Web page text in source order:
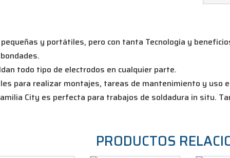
y portátiles, pero con tanta Tecnología y
todo tipo de electrodos en cualquier parte.
para realizar montajes, tareas de mantenimiento y uso
City es perfecta para trabajos de soldadura in situ.
PRODUCTOS